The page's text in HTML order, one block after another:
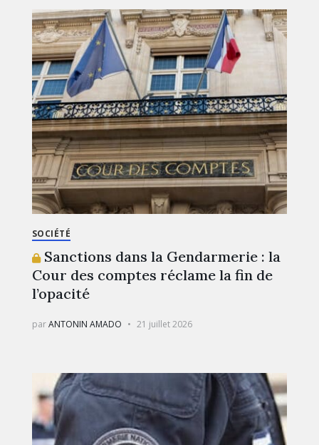
SOCIÉTÉ
Sanctions dans la Gendarmerie : la
Cour des comptes réclame la fin de
l’opacité
parANTONIN AMADO 21 juillet 2026